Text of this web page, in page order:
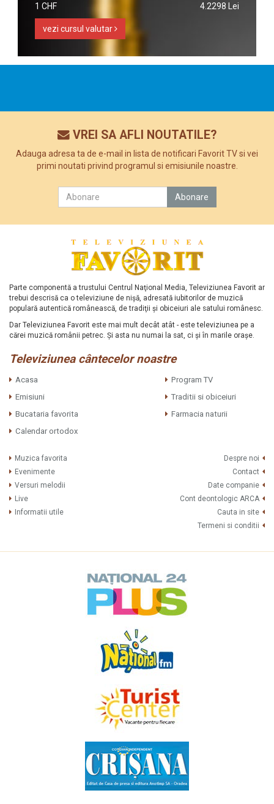
1 CHF
4.2298 Lei
vezi cursul valutar
VREI SA AFLI NOUTATILE?
Adauga adresa ta de e-mail in lista de notificari Favorit TV si vei
primi noutati privind programul si emisiunile noastre.
Parte componentă a trustului Centrul Naţional Media, Televiziunea Favorit ar
trebui descrisă ca o televiziune de nişă, adresată iubitorilor de muzică
populară autentică românească, de tradiţii şi obiceiuri ale satului românesc.
Dar Televiziunea Favorit este mai mult decât atât - este televiziunea pe a
cărei muzică românii petrec. Şi asta nu numai la sat, ci şi în marile oraşe.
Televiziunea cântecelor noastre
Acasa
Program TV
Emisiuni
Traditii si obiceiuri
Bucataria favorita
Farmacia naturii
Calendar ortodox
Muzica favorita
Evenimente
Versuri melodii
Live
Informatii utile
Despre noi
Contact
Date companie
Cont deontologic ARCA
Cauta in site
Termeni si conditii